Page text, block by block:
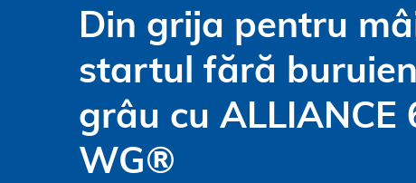
Din grija pentru
startul fără
grâu cu ALLIANCE
WG®